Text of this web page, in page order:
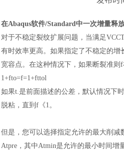
在Abaqus软件/Standard中一次增量释
对于不稳定裂纹扩展问题，当满足
有时效率更高。如果指定了不稳定的增
宽容点。在这种情况下，如果断裂准则 f
1+fto=f=1+fttol
如果t.是前面描述的公差，默认情况下
脱粘，直到f《1。
但是，您可以选择指定允许的最大削减
Atpre，其中Atmin是允许的最小时间增